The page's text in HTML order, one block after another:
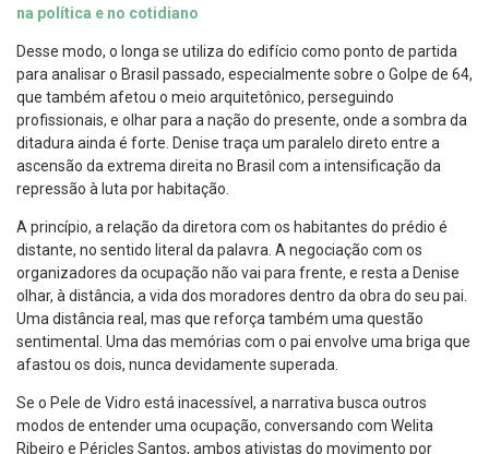
na política e no cotidiano
Desse modo, o longa se utiliza do edifício como ponto de partida
para analisar o Brasil passado, especialmente sobre o Golpe de 64,
que também afetou o meio arquitetônico, perseguindo
profissionais, e olhar para a nação do presente, onde a sombra da
ditadura ainda é forte. Denise traça um paralelo direto entre a
ascensão da extrema direita no Brasil com a intensificação da
repressão à luta por habitação.
A princípio, a relação da diretora com os habitantes do prédio é
distante, no sentido literal da palavra. A negociação com os
organizadores da ocupação não vai para frente, e resta a Denise
olhar, à distância, a vida dos moradores dentro da obra do seu pai.
Uma distância real, mas que reforça também uma questão
sentimental. Uma das memórias com o pai envolve uma briga que
afastou os dois, nunca devidamente superada.
Se o Pele de Vidro está inacessível, a narrativa busca outros
modos de entender uma ocupação, conversando com Welita
Ribeiro e Péricles Santos, ambos ativistas do movimento por